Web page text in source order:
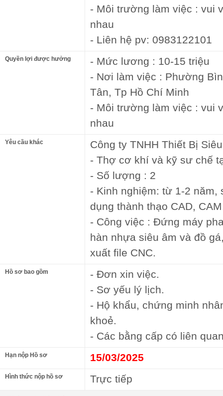
- Môi trường làm việc : vui
nhau
- Liên hệ pv: 0983122101
Quyền lợi được hưởng
- Mức lương : 10-15 triệu
- Nơi làm việc : Phường
Tân, Tp Hồ Chí Minh
- Môi trường làm việc : vui
nhau
Yêu cầu khác
Công ty TNHH Thiết Bị
- Thợ cơ khí và kỹ sư chế
- Số lượng : 2
- Kinh nghiệm: từ 1-2
dụng thành thạo CAD,
- Công việc : Đứng máy
hàn nhựa siêu âm và đồ
xuất file CNC.
Hồ sơ bao gồm
- Đơn xin việc.
- Sơ yếu lý lịch.
- Hộ khẩu, chứng minh
khoẻ.
- Các bằng cấp có liên
Hạn nộp Hồ sơ 15/03/2025
Hình thức nộp hồ sơ Trực tiếp